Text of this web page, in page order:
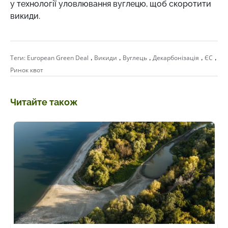
у технології уловлювання вуглецю, щоб скоротити
викиди.
Теги: European Green Deal , Викиди , Вуглець , Декарбонізація , ЄС ,
Ринок квот
Читайте також